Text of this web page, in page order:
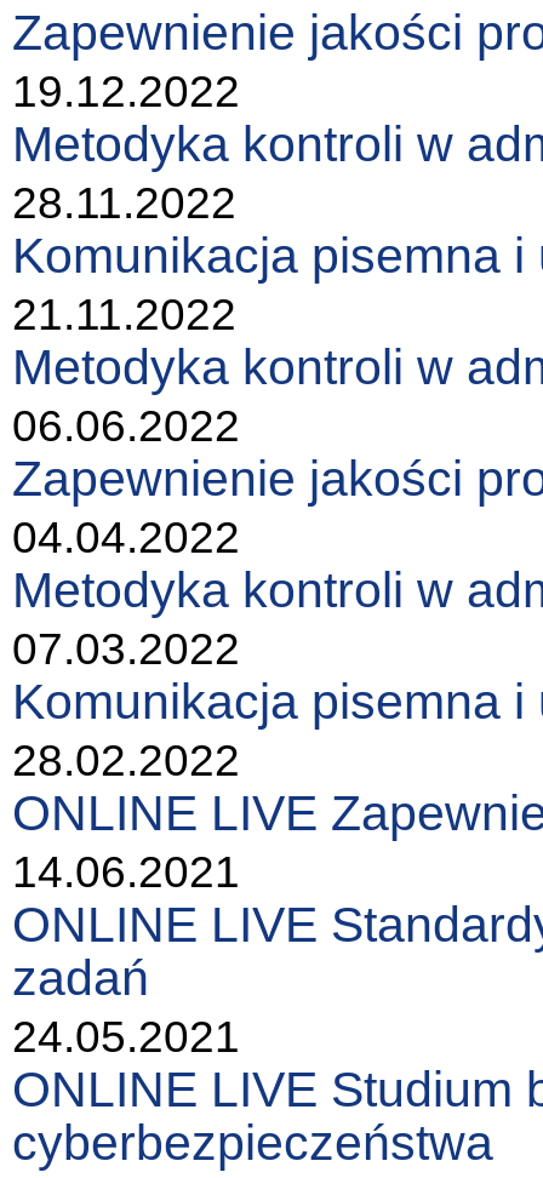
Zapewnienie jakości
19.12.2022
Metodyka kontroli w
28.11.2022
Komunikacja pisemna
21.11.2022
Metodyka kontroli w
06.06.2022
Zapewnienie jakości
04.04.2022
Metodyka kontroli w
07.03.2022
Komunikacja pisemna
28.02.2022
ONLINE LIVE
14.06.2021
ONLINE LIVE
zadań
24.05.2021
ONLINE LIVE Studium
cyberbezpieczeństwa